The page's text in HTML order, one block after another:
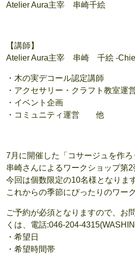
Atelier Aura主宰 串崎千絵
【講師】
Atelier Aura主宰 串崎 千絵 -
・木の実デコール認定講師
・アクセサリー・クラフト教室運
・イベント企画
・コミュニティ運営 他
7月に開催した「コサージュを作ろ
串崎さんによるワークショップ第2
今回は個数限定の10名様となります
これからの季節にぴったりのワー
ご予約が必須となりますので、お
くは、電話:046-204-
・希望日
・希望時間帯